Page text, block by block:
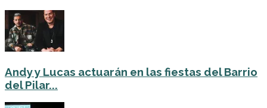
Andy y Lucas actuarán en las fiestas del Barrio
del Pilar...